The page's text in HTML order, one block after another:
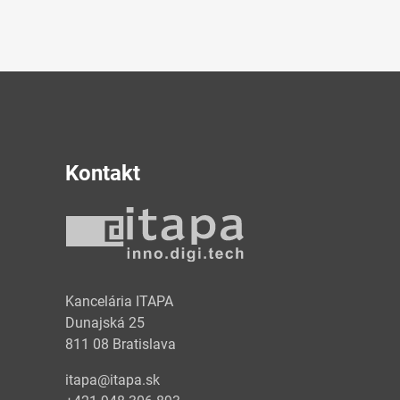
Kontakt
Kancelária ITAPA
Dunajská 25
811 08 Bratislava
itapa@itapa.sk